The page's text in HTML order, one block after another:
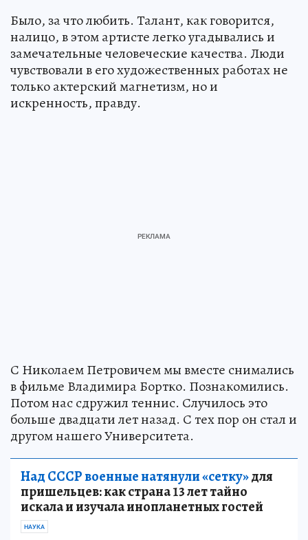
Было, за что любить. Талант, как говорится,
налицо, в этом артисте легко угадывались и
замечательные человеческие качества. Люди
чувствовали в его художественных работах не
только актерский магнетизм, но и
искренность, правду.
С Николаем Петровичем мы вместе снимались
в фильме Владимира Бортко. Познакомились.
Потом нас сдружил теннис. Случилось это
больше двадцати лет назад. С тех пор он стал и
другом нашего Университета.
Над СССР военные натянули «сетку»для
пришельцев: как страна 13 лет тайно
искала и изучала инопланетных гостей
НАУКА